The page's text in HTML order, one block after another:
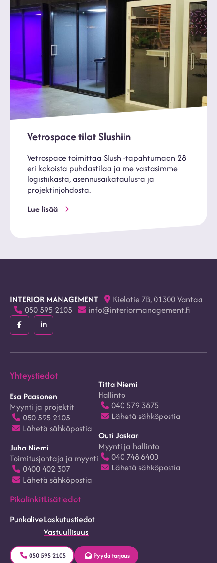
Vetrospace tilat Slushiin
Vetrospace toimittaa Slush -tapahtumaan 28
eri kokoista puhdastilaa ja me vastasimme
logistiikasta, asennusaikataulusta ja
projektinjohdosta.
Lue lisää
INTERIOR MANAGEMENT
Kielotie 7B, 01300 Vantaa
050 595 2105
info@interiormanagement.fi
FacebookLinkedIn
Yhteystiedot
Esa Paasonen
Myynti ja projektit
050 595 2105
Lähetä sähköpostia
Juha Niemi
Toimitusjohtaja ja myynti
0400 402 307
Lähetä sähköpostia
Titta Niemi
Hallinto
040 579 3875
Lähetä sähköpostia
Outi Jaskari
Myynti ja hallinto
040 748 6400
Lähetä sähköpostia
Pikalinkit
Punkalive
Lisätiedot
Laskutustiedot
Vastuullisuus
050 595 2105 Pyydä tarjous